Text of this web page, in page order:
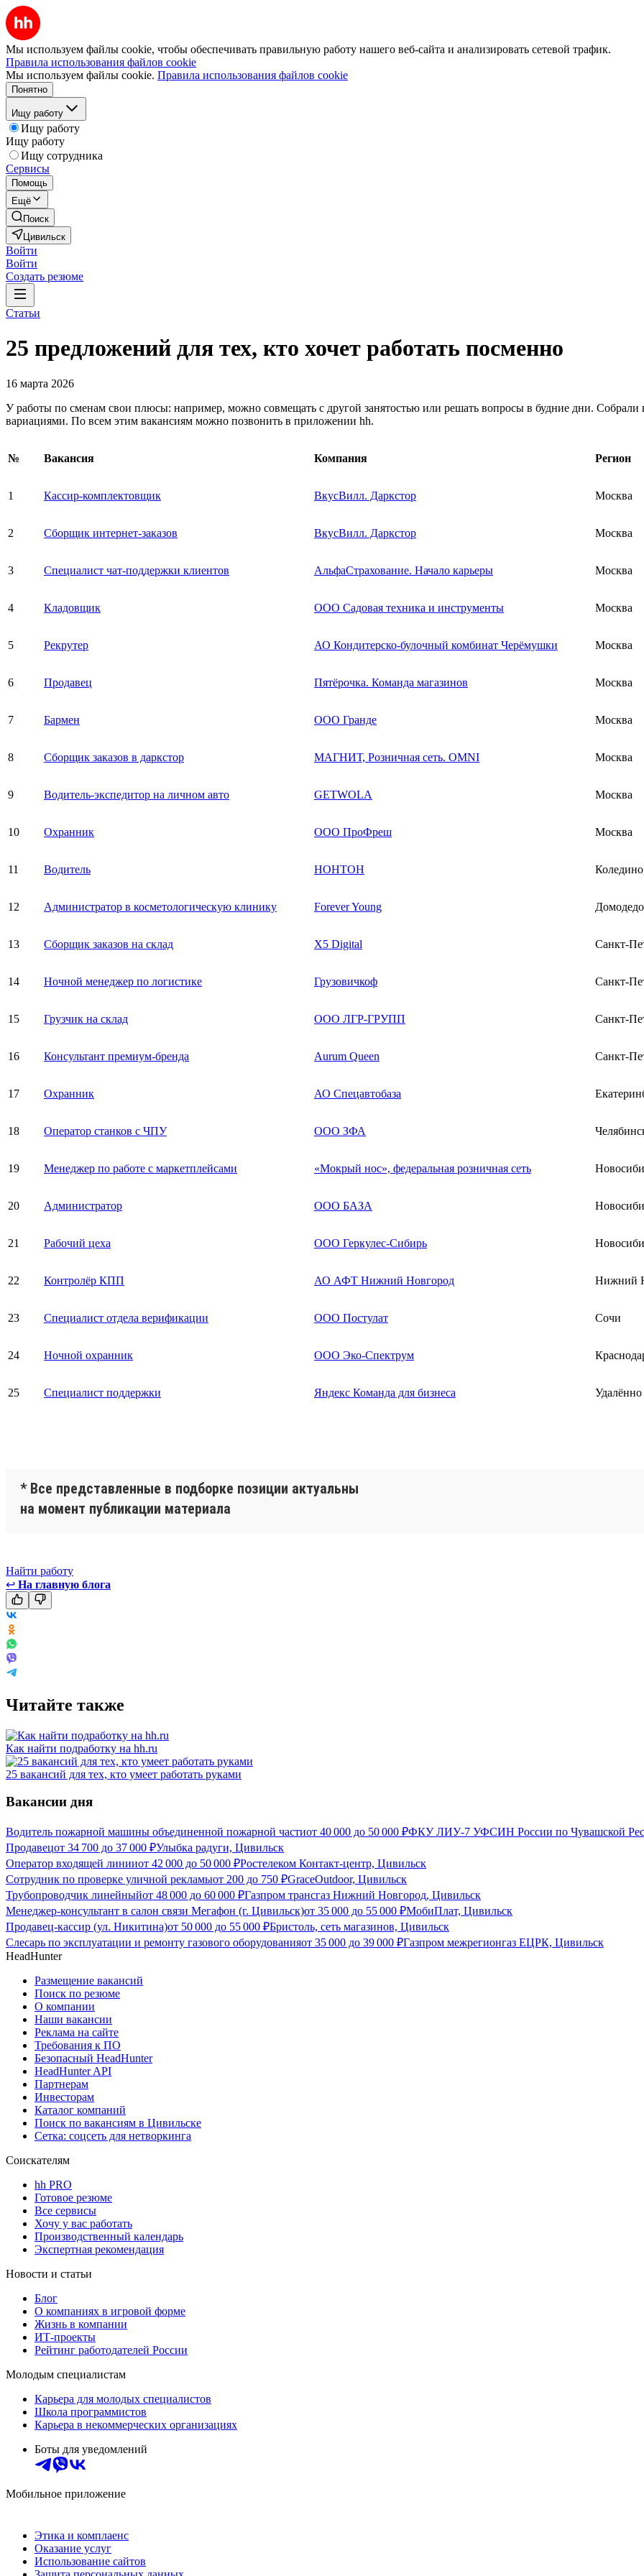
Мы используем файлы cookie, чтобы обеспечивать правильную работу нашего веб-сайта и анализировать сетевой трафик.
Правила использования файлов cookie
Мы используем файлы cookie. Правила использования файлов cookie
Понятно
Ищу работу
Ищу работу
Ищу работу
Ищу сотрудника
Сервисы
Помощь
Ещё
Поиск
Цивильск
Войти
Войти
Создать резюме
Статьи
25 предложений для тех, кто хочет работать посменно
16 марта 2026
У работы по сменам свои плюсы: например, можно совмещать с другой занятостью или решать вопросы в будние дни.
вариациями. По всем этим вакансиям можно позвонить в приложении hh.
№ Вакансия Компания Регион
1 Кассир-комплектовщик ВкусВилл. Даркстор Москва
2 Сборщик интернет-заказов ВкусВилл. Даркстор Москва
3 Специалист чат-поддержки клиентов АльфаСтрахование. Начало карьеры Москва
4 Кладовщик ООО Садовая техника и инструменты Москва
5 Рекрутер АО Кондитерско-булочный комбинат Черёмушки Москва
6 Продавец Пятёрочка. Команда магазинов Москва
7 Бармен ООО Гранде Москва
8 Сборщик заказов в даркстор МАГНИТ, Розничная сеть. OMNI Москва
9 Водитель-экспедитор на личном авто GETWOLA Москва
10 Охранник ООО ПроФреш Москва
11 Водитель НОНТОН
12 Администратор в косметологическую клинику Forever Young
13 Сборщик заказов на склад X5 Digital Санкт-
14 Ночной менеджер по логистике Грузовичкоф Санкт-
15 Грузчик на склад ООО ЛГР-ГРУПП Санкт-
16 Консультант премиум-бренда Aurum Queen Санкт-
17 Охранник АО Спецавтобаза
18 Оператор станков с ЧПУ ООО ЗФА
19 Менеджер по работе с маркетплейсами «Мокрый нос», федеральная розничная сеть
20 Администратор ООО БАЗА
21 Рабочий цеха ООО Геркулес-Сибирь
22 Контролёр КПП АО АФТ Нижний Новгород Нижний
23 Специалист отдела верификации ООО Постулат Сочи
24 Ночной охранник ООО Эко-Спектрум
25 Специалист поддержки Яндекс Команда для бизнеса Удалённо
* Все представленные в подборке позиции актуальны
на момент публикации материала
Найти работу
↩ На главную блога
Читайте также
Как найти подработку на hh.ru
25 вакансий для тех, кто умеет работать руками
Вакансии дня
Водитель пожарной машины объединенной пожарной частиот 40 000 до 50 000 ₽ФКУ ЛИУ-7 УФСИН России по Чувашской
Продавецот 34 700 до 37 000 ₽Улыбка радуги, Цивильск
Оператор входящей линииот 42 000 до 50 000 ₽Ростелеком Контакт-центр, Цивильск
Сотрудник по проверке уличной рекламыот 200 до 750 ₽GraceOutdoor, Цивильск
Трубопроводчик линейныйот 48 000 до 60 000 ₽Газпром трансгаз Нижний Новгород, Цивильск
Менеджер-консультант в салон связи Мегафон (г. Цивильск)от 35 000 до 55 000 ₽МобиПлат, Цивильск
Продавец-кассир (ул. Никитина)от 50 000 до 55 000 ₽Бристоль, сеть магазинов, Цивильск
Слесарь по эксплуатации и ремонту газового оборудованияот 35 000 до 39 000 ₽Газпром межрегионгаз ЕЦРК, Цивильск
HeadHunter
Размещение вакансий
Поиск по резюме
О компании
Наши вакансии
Реклама на сайте
Требования к ПО
Безопасный HeadHunter
HeadHunter API
Партнерам
Инвесторам
Каталог компаний
Поиск по вакансиям в Цивильске
Сетка: соцсеть для нетворкинга
Соискателям
hh PRO
Готовое резюме
Все сервисы
Хочу у вас работать
Производственный календарь
Экспертная рекомендация
Новости и статьи
Блог
О компаниях в игровой форме
Жизнь в компании
ИТ-проекты
Рейтинг работодателей России
Молодым специалистам
Карьера для молодых специалистов
Школа программистов
Карьера в некоммерческих организациях
Боты для уведомлений
Мобильное приложение
Этика и комплаенс
Оказание услуг
Использование сайтов